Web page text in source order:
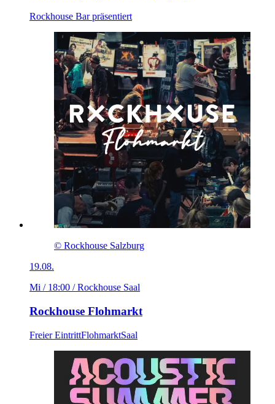
Rockhouse Bar präsentiert
© Rockhouse Salzburg
19.08.
Mi / 18:00 / Rockhouse Saal
Rockhouse Flohmarkt
Freier EintrittFlohmarktSaal